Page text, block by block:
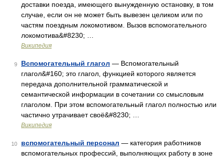
доставки поезда, имеющего вынужденную остановку, в том
случае, если он не может быть вывезен целиком или по
частям поездным локомотивом. Вызов вспомогательного
локомотива&#8230; …
Википедия
9 Вспомогательный глагол — Вспомогательный
глагол&#160; это глагол, функцией которого является
передача дополнительной грамматической и
семантической информации в сочетании со смысловым
глаголом. При этом вспомогательный глагол полностью или
частично утрачивает своё&#8230; …
Википедия
10 вспомогательный персонал — категория работников
вспомогательных профессий, выполняющих работу в зоне